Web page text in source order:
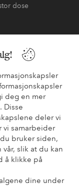
deg en mer
Disse
deler vi
vi samarbeider
bruker siden,
slik at du kan
å klikke på
dine under
dose
vår FAQ. Du finner
oss.
Betalingsmåte